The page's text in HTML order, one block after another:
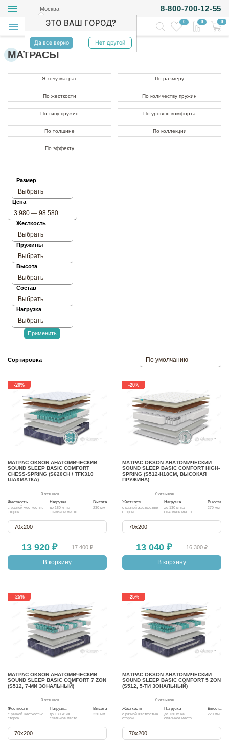
Москва
ЭТО ВАШ ГОРОД?
Да все верно Нет другой
8-800-700-12-55
0 0 0
МАТРАСЫ
Я хочу матрас
По жесткости
По типу пружин
По толщине
По эффекту
По размеру
По количеству пружин
По уровню комфорта
По коллекции
Размер
Выбрать
Цена
3 980 — 98 580
Жесткость
Выбрать
Пружины
Выбрать
Высота
Выбрать
Состав
Выбрать
Нагрузка
Выбрать
Применить
Сортировка По умолчанию
-20%
МАТРАС OKSON АНАТОМИЧЕСКИЙ
SOUND SLEEP BASIC COMFORT
CHESS-SPRING (S620СH / TFK310
ШАХМАТКА)
0 отзывов
13 920 ₽ 17 400 ₽
Жесткость
с разной жесткостью
сторон
Нагрузка
до 180 кг на
спальное место
Высота
230 мм
70х200
В корзину
-20%
МАТРАС OKSON АНАТОМИЧЕСКИЙ
SOUND SLEEP BASIC COMFORT HIGH-
SPRING (S512-H18СМ, ВЫСОКАЯ
ПРУЖИНА)
0 отзывов
13 040 ₽ 16 300 ₽
Жесткость
с разной жесткостью
сторон
Нагрузка
до 130 кг на
спальное место
Высота
270 мм
70х200
В корзину
-25%
МАТРАС OKSON АНАТОМИЧЕСКИЙ
SOUND SLEEP BASIC COMFORT 7 ZON
(S512, 7-МИ ЗОНАЛЬНЫЙ)
0 отзывов
Жесткость
с разной жесткостью
сторон
Нагрузка
до 130 кг на
спальное место
Высота
220 мм
70х200
-25%
МАТРАС OKSON АНАТОМИЧЕСКИЙ
SOUND SLEEP BASIC COMFORT 5 ZON
(S512, 5-ТИ ЗОНАЛЬНЫЙ)
0 отзывов
Жесткость
с разной жесткостью
сторон
Нагрузка
до 130 кг на
спальное место
Высота
220 мм
70х200